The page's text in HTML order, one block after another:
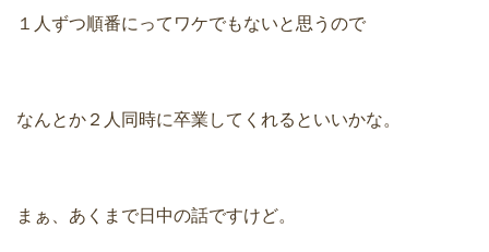
１人ずつ順番にってワケでもないと思うので
なんとか２人同時に卒業してくれるといいかな。
まぁ、あくまで日中の話ですけど。